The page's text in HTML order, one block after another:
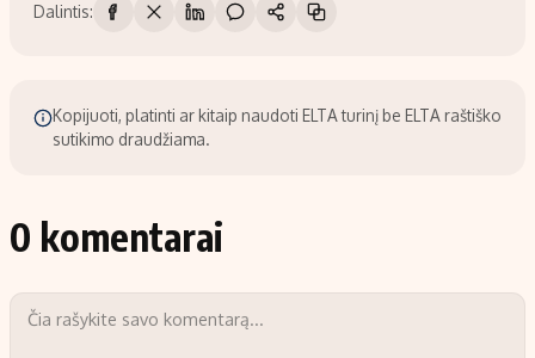
Dalintis:
Kopijuoti, platinti ar kitaip naudoti ELTA turinį be ELTA raštiško
sutikimo draudžiama.
0 komentarai